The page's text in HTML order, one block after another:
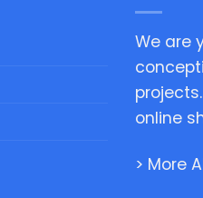
We are
online
> More